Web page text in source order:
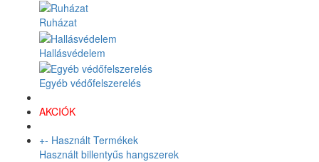
Ruházat
Hallásvédelem
Egyéb védőfelszerelés
AKCIÓK
+- Használt Termékek
Használt billentyűs hangszerek